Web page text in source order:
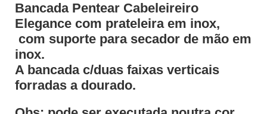
Bancada Pentear Cabeleireiro
Elegance com prateleira em inox,
com suporte para secador de mão em
inox.
A bancada c/duas faixas verticais
forradas a dourado.